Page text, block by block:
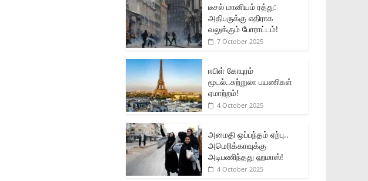
டீசல் மானியம் ரத்து:
அதிபருக்கு எதிராக
வலுக்கும் போராட்டம்!
7 October 2025
ஈபிள் கோபுரம்
மூடல்..சுற்றுலா பயணிகள்
ஏமாற்றம்!
4 October 2025
அமைதி ஒப்பந்தம் ஏற்பு..
அமெரிக்காவுக்கு
அடிபணிந்தது ஹமாஸ்!
4 October 2025